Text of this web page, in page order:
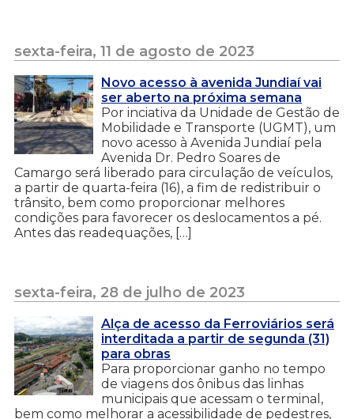
sexta-feira, 11 de agosto de 2023
Novo acesso à avenida Jundiaí vai
ser aberto na próxima semana
Por inciativa da Unidade de Gestão de
Mobilidade e Transporte (UGMT), um
novo acesso à Avenida Jundiaí pela
Avenida Dr. Pedro Soares de
Camargo será liberado para circulação de veículos,
a partir de quarta-feira (16), a fim de redistribuir o
trânsito, bem como proporcionar melhores
condições para favorecer os deslocamentos a pé.
Antes das readequações, […]
sexta-feira, 28 de julho de 2023
Alça de acesso da Ferroviários será
interditada a partir de segunda (31)
para obras
Para proporcionar ganho no tempo
de viagens dos ônibus das linhas
municipais que acessam o terminal,
bem como melhorar a acessibilidade de pedestres,